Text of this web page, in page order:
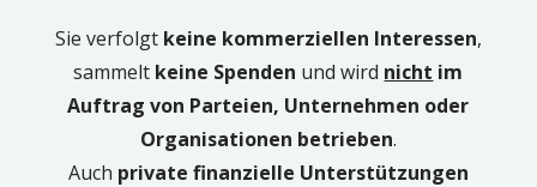
Sie verfolgt keine kommerziellen Interessen,
sammelt keine Spenden und wird nicht im
Auftrag von Parteien, Unternehmen oder
Organisationen betrieben.
Auch private finanzielle Unterstützungen